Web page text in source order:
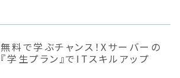
無料で学ぶチャンス！Xサーバーの
『学生プラン』でITスキルアップ